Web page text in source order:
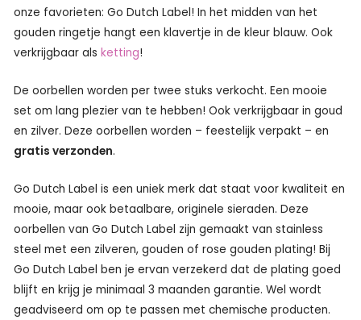
onze favorieten: Go Dutch Label! In het midden van het
gouden ringetje hangt een klavertje in de kleur blauw. Ook
verkrijgbaar alsketting!
De oorbellen worden per twee stuks verkocht. Een mooie
set om lang plezier van te hebben! Ook verkrijgbaar in goud
en zilver. Deze oorbellen worden – feestelijk verpakt – en
gratis verzonden.
Go Dutch Label is een uniek merk dat staat voor kwaliteit en
mooie, maar ook betaalbare, originele sieraden. Deze
oorbellen van Go Dutch Label zijn gemaakt van stainless
steel met een zilveren, gouden of rose gouden plating! Bij
Go Dutch Label ben je ervan verzekerd dat de plating goed
blijft en krijg je minimaal 3 maanden garantie. Wel wordt
geadviseerd om op te passen met chemische producten.